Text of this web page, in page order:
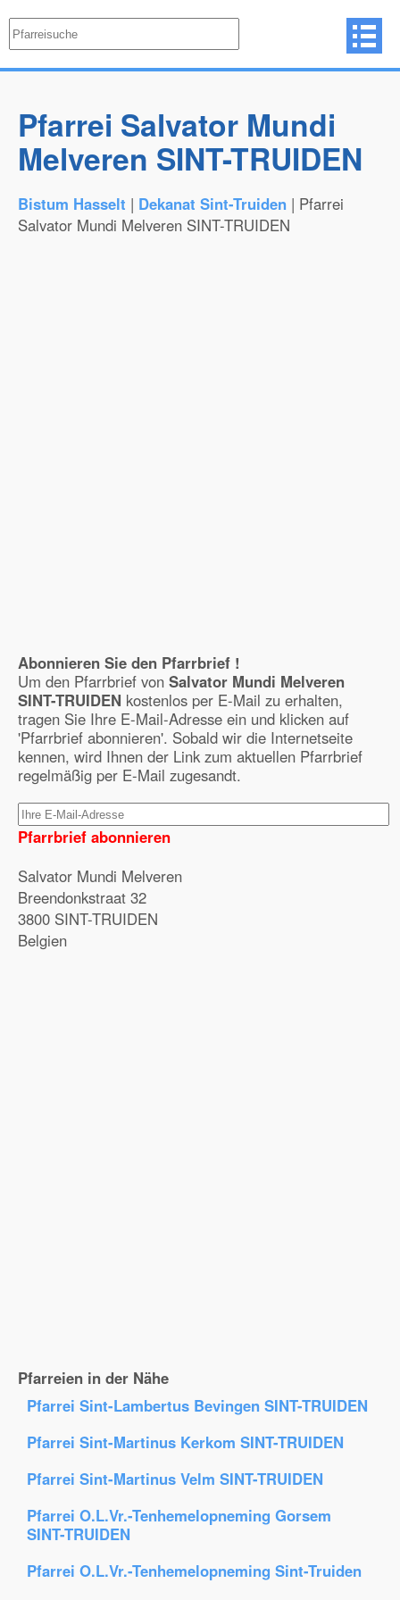
Pfarrei Salvator Mundi
Melveren SINT-TRUIDEN
Bistum Hasselt | Dekanat Sint-Truiden | Pfarrei
Salvator Mundi Melveren SINT-TRUIDEN
Abonnieren Sie den Pfarrbrief !
Um den Pfarrbrief von Salvator Mundi Melveren
SINT-TRUIDEN kostenlos per E-Mail zu erhalten,
tragen Sie Ihre E-Mail-Adresse ein und klicken auf
'Pfarrbrief abonnieren'. Sobald wir die Internetseite
kennen, wird Ihnen der Link zum aktuellen Pfarrbrief
regelmäßig per E-Mail zugesandt.
Pfarrbrief abonnieren
Salvator Mundi Melveren
Breendonkstraat 32
3800 SINT-TRUIDEN
Belgien
Pfarreien in der Nähe
Pfarrei Sint-Lambertus Bevingen SINT-TRUIDEN
Pfarrei Sint-Martinus Kerkom SINT-TRUIDEN
Pfarrei Sint-Martinus Velm SINT-TRUIDEN
Pfarrei O.L.Vr.-Tenhemelopneming Gorsem
SINT-TRUIDEN
Pfarrei O.L.Vr.-Tenhemelopneming Sint-Truiden